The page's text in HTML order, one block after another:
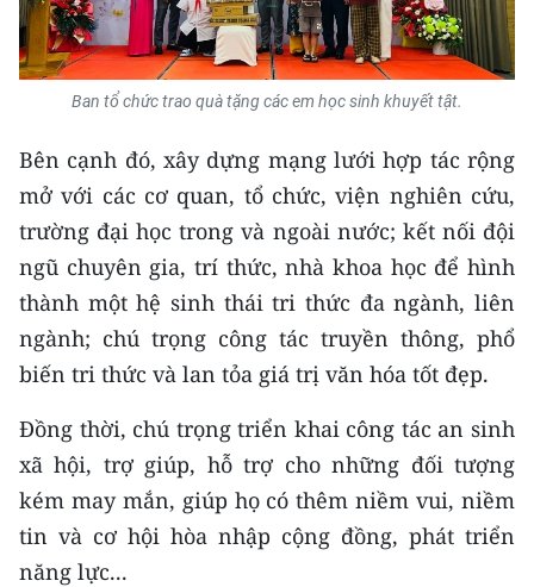
ENGLISH
中文
РУССКИЙ
ESPAÑOL
한국어
Ban tổ chức trao quà tặng các em học sinh khuyết tật.
Bên cạnh đó, xây dựng mạng lưới hợp tác rộng
mở với các cơ quan, tổ chức, viện nghiên cứu,
trường đại học trong và ngoài nước; kết nối đội
ngũ chuyên gia, trí thức, nhà khoa học để hình
thành một hệ sinh thái tri thức đa ngành, liên
ngành; chú trọng công tác truyền thông, phổ
biến tri thức và lan tỏa giá trị văn hóa tốt đẹp.
Đồng thời, chú trọng triển khai công tác an sinh
xã hội, trợ giúp, hỗ trợ cho những đối tượng
kém may mắn, giúp họ có thêm niềm vui, niềm
tin và cơ hội hòa nhập cộng đồng, phát triển
năng lực...